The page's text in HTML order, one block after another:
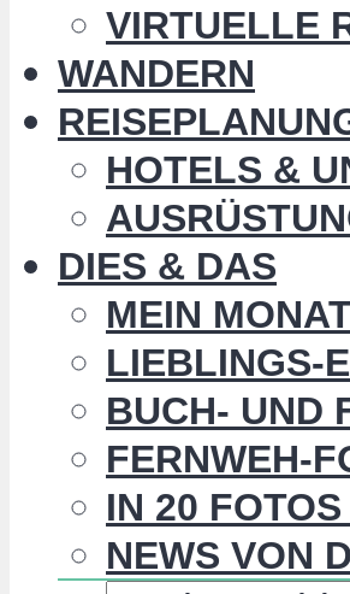
VIRTUELLE
WANDERN
HOTELS &
DIES & DAS
MEIN
LIEBLINGS-
BUCH- UND
FERNWEH-
IN 20
NEWS VON